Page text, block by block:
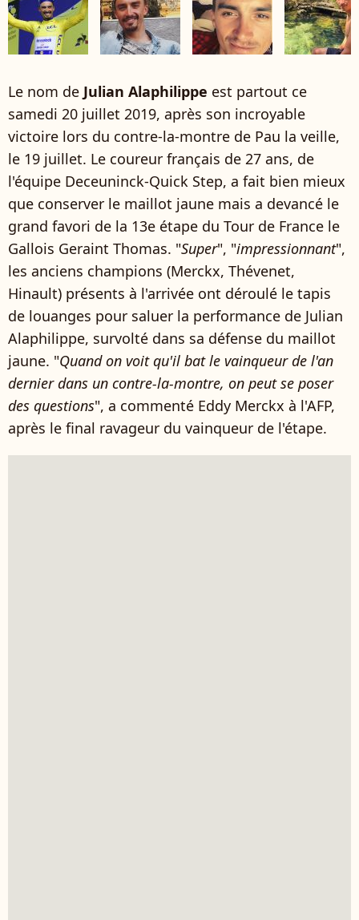
Le nom de Julian Alaphilippe est partout ce
samedi 20 juillet 2019, après son incroyable
victoire lors du contre-la-montre de Pau la veille,
le 19 juillet. Le coureur français de 27 ans, de
l'équipe Deceuninck-Quick Step, a fait bien mieux
que conserver le maillot jaune mais a devancé le
grand favori de la 13e étape du Tour de France le
Gallois Geraint Thomas. "Super", "impressionnant",
les anciens champions (Merckx, Thévenet,
Hinault) présents à l'arrivée ont déroulé le tapis
de louanges pour saluer la performance de Julian
Alaphilippe, survolté dans sa défense du maillot
jaune. "Quand on voit qu'il bat le vainqueur de l'an
dernier dans un contre-la-montre, on peut se poser
des questions", a commenté Eddy Merckx à l'AFP,
après le final ravageur du vainqueur de l'étape.